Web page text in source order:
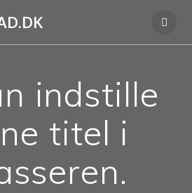
to
indstille
titel i